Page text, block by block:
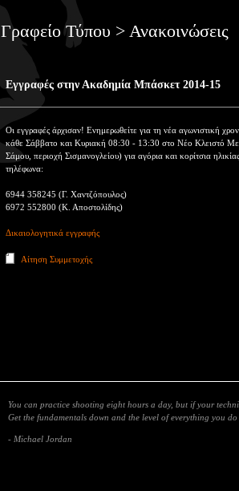
Γραφείο Τύπου > Ανακοινώσεις
Εγγραφές στην Ακαδημία Μπάσκετ 2014-15
Οι εγγραφές άρχισαν! Ενημερωθείτε για τη νέα αγωνιστική
κάθε Σάββατο και Κυριακή 08:30 - 13:30 στο Νέο Κλειστό
Σάμου, περιοχή Σισμανογλείου) για αγόρια και κορίτσια
τηλέφωνα:
6944 358245 (Γ. Χαντζόπουλος)
6972 552800 (Κ. Αποστολίδης)
Δικαιολογητικά εγγραφής
Αίτηση Συμμετοχής
You can practice shooting eight hours a day, but if your
Get the fundamentals down and the level of everything you do
- Michael Jordan